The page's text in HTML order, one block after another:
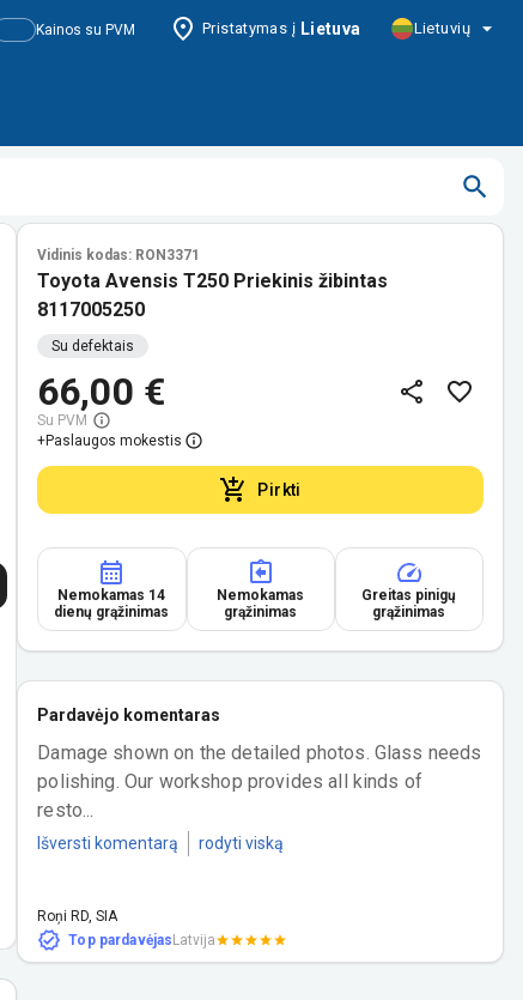
Kainos su PVM Pristatymas į Lietuva Lietuvių
Vidinis kodas: RON3371
Toyota Avensis T250 Priekinis žibintas
8117005250
Su defektais
66,00 €
Su PVM
+Paslaugos mokestis
Pirkti
Nemokamas 14
dienų grąžinimas
Nemokamas
grąžinimas
Greitas pinigų
grąžinimas
Pardavėjo komentaras
Damage shown on the detailed photos. Glass needs
polishing. Our workshop provides all kinds of
resto...
Išversti komentarą rodyti viską
Roņi RD, SIA
Top pardavėjas Latvija